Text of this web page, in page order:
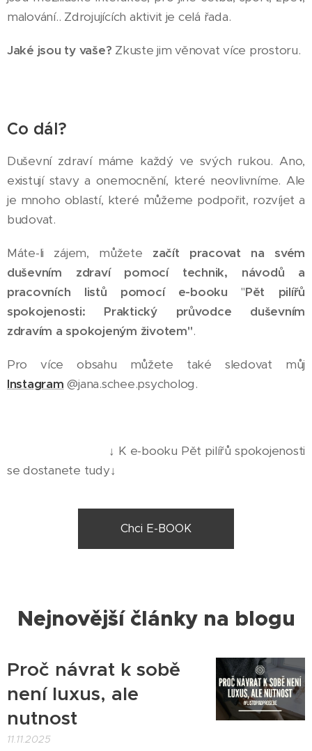
malování.. Zdrojujících aktivit je celá řada.
Jaké jsou ty vaše? Zkuste jim věnovat více prostoru.
Co dál?
Duševní zdraví máme každý ve svých rukou. Ano,
existují stavy a onemocnění, které neovlivníme. Ale
je mnoho oblastí, které můžeme podpořit, rozvíjet a
budovat.
Máte-li zájem, můžete začít pracovat na svém
duševním zdraví pomocí technik, návodů a
pracovních listů pomocí e-booku "Pět pilířů
spokojenosti: Praktický průvodce duševním
zdravím a spokojeným životem".
Pro více obsahu můžete také sledovat můj
Instagram @jana.schee.psycholog.
↓ K e-booku Pět pilířů spokojenosti
se dostanete tudy↓
Chci E-BOOK
Nejnovější články na blogu
Proč návrat k sobě
není luxus, ale
nutnost
11.11.2025